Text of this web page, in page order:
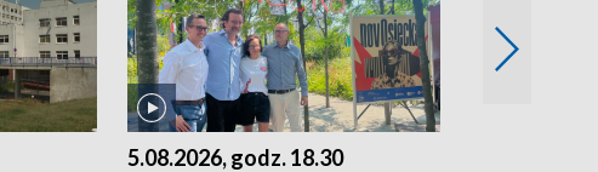
5.08.2026, godz. 18.30